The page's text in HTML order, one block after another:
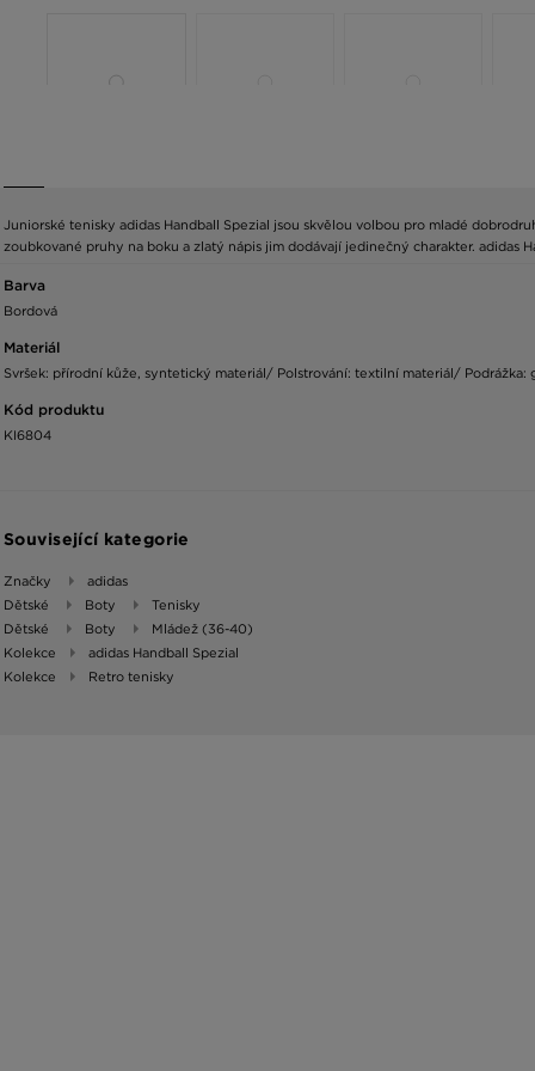
Juniorské tenisky adidas Handball Spezial jsou skvělou volbou pro mladé
zoubkované pruhy na boku a zlatý nápis jim dodávají jedinečný charakter. adidas
Barva
Bordová
Materiál
Svršek: přírodní kůže, syntetický materiál/ Polstrování: textilní materiál/ Podrážka:
Kód produktu
KI6804
Související kategorie
Značky
adidas
Dětské
Boty
Tenisky
Dětské
Boty
Mládež (36-40)
Kolekce
adidas Handball Spezial
Kolekce
Retro tenisky